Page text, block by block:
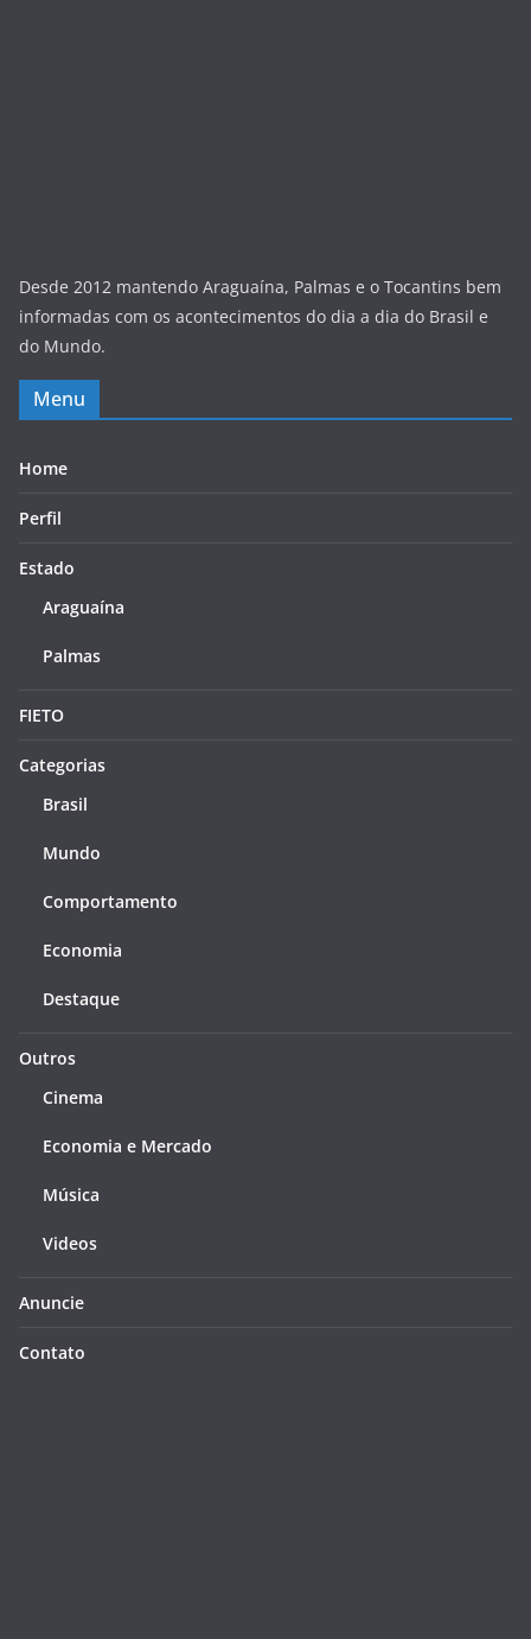
Desde 2012 mantendo Araguaína, Palmas e o Tocantins bem
informadas com os acontecimentos do dia a dia do Brasil e
do Mundo.
Menu
Home
Perfil
Estado
Araguaína
Palmas
FIETO
Categorias
Brasil
Mundo
Comportamento
Economia
Destaque
Outros
Cinema
Economia e Mercado
Música
Videos
Anuncie
Contato